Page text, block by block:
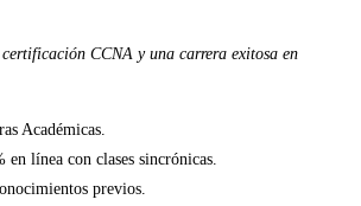
CCNA y una carrera exitosa en
Académicas.
línea con clases sincrónicas.
previos.